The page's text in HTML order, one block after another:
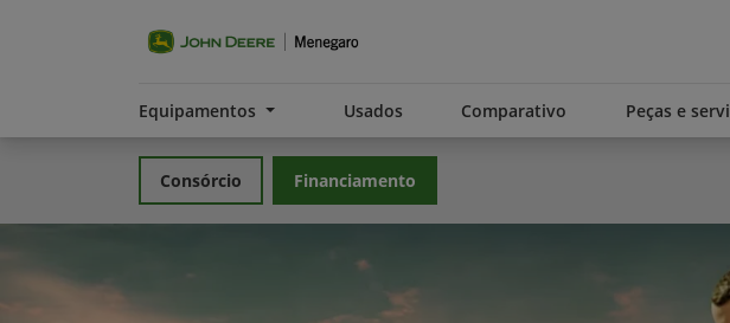
Equipamentos Usados Comparativo Peças e
Consórcio Financiamento